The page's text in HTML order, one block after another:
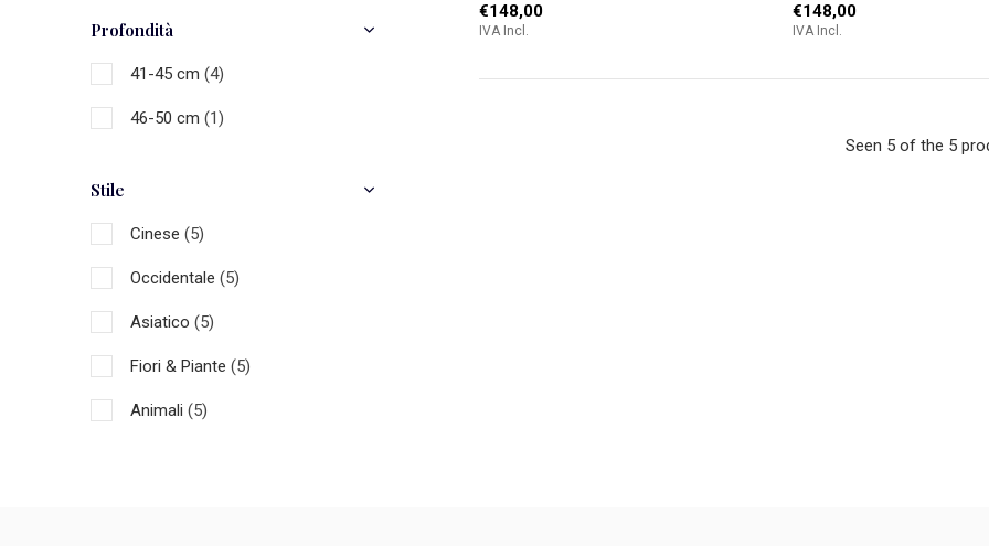
€148,00
IVA Incl.
€148,00
IVA Incl.
Seen 5 of the 5
Profondità
41-45 cm (4)
46-50 cm (1)
Stile
Cinese (5)
Occidentale (5)
Asiatico (5)
Fiori & Piante (5)
Animali (5)